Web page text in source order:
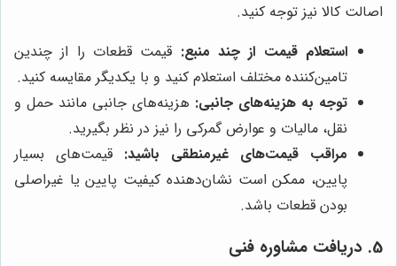
اصالت کالا نیز توجه کنید.
استعلام قیمت از چند منبع: قیمت قطعات را از چندین
تامین‌کننده مختلف استعلام کنید و با یکدیگر مقایسه کنید.
توجه به هزینه‌های جانبی: هزینه‌های جانبی مانند حمل و
نقل، مالیات و عوارض گمرکی را نیز در نظر بگیرید.
مراقب قیمت‌های غیرمنطقی باشید: قیمت‌های بسیار
پایین، ممکن است نشان‌دهنده کیفیت پایین یا غیراصلی
بودن قطعات باشد.
5. دریافت مشاوره فنی